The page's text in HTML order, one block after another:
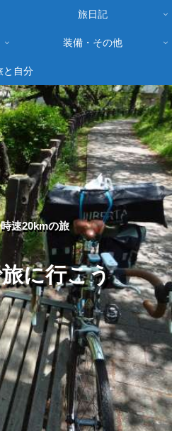
速20kmの旅
に行こう
旅日記
装備・その他
と自分